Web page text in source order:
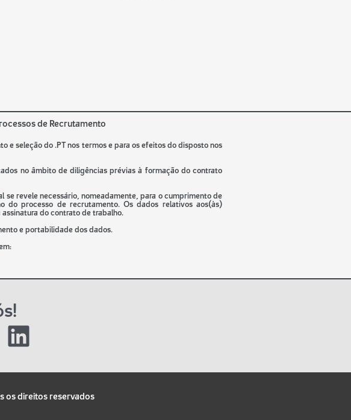
de Recrutamento
e seleção do .PT nos termos e para os efeitos do disposto nos
no âmbito de diligências prévias à formação do contrato
se revele necessário, nomeadamente, para o cumprimento de
do processo de recrutamento. Os dados relativos aos(às)
do contrato de trabalho.
e portabilidade dos dados.
os direitos reservados